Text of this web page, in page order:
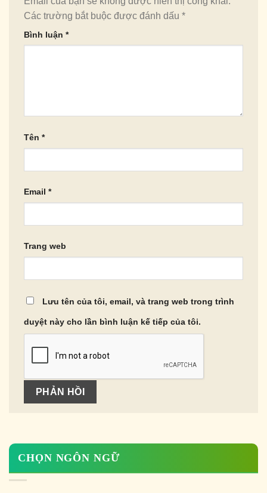
Các trường bắt buộc được đánh dấu *
Bình luận *
Tên *
Email *
Trang web
Lưu tên của tôi, email, và trang web trong trình
duyệt này cho lần bình luận kế tiếp của tôi.
CHỌN NGÔN NGỮ